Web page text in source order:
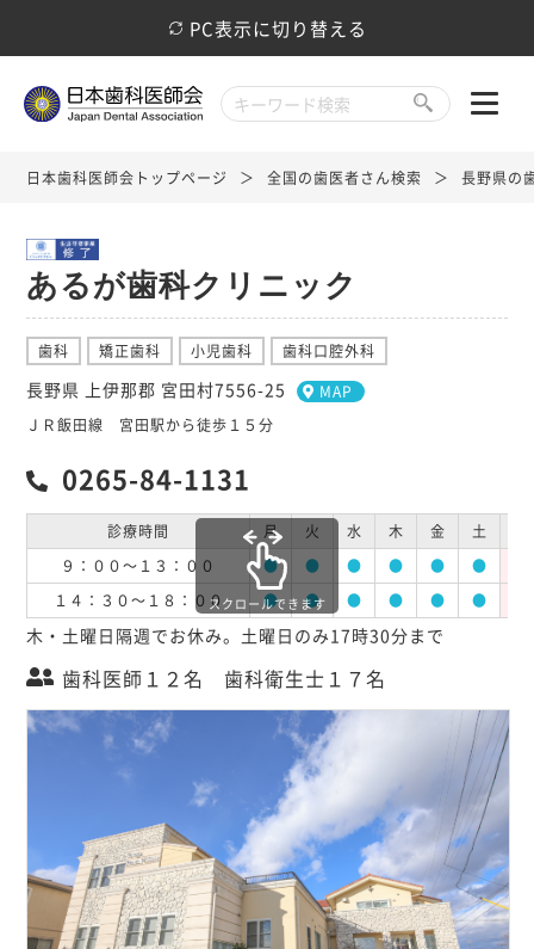
PC表示に切り替える
日本歯科医師会トップページ 全国の歯医者さん検索 長野県の
あるが歯科クリニック
歯科 矯正歯科 小児歯科 歯科口腔外科
長野県 上伊那郡 宮田村7556-25
MAP
ＪＲ飯田線 宮田駅から徒歩１５分
0265-84-1131
診療時間 月 火 水 木 金 土
９：００～１３：００
● ● ● ● ● ●
１４：３０～１８：００
● ● ● ● ● ●
スクロールできます
木・土曜日隔週でお休み。土曜日のみ17時30分まで
歯科医師１２名 歯科衛生士１７名